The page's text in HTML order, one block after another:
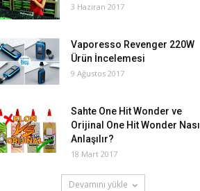
3 Haziran 2017
Vaporesso Revenger 220W
Ürün İncelemesi
9 Ağustos 2017
Sahte One Hit Wonder ve
Orijinal One Hit Wonder Nasıl
Anlaşılır?
18 Mart 2017
Devamını yükle